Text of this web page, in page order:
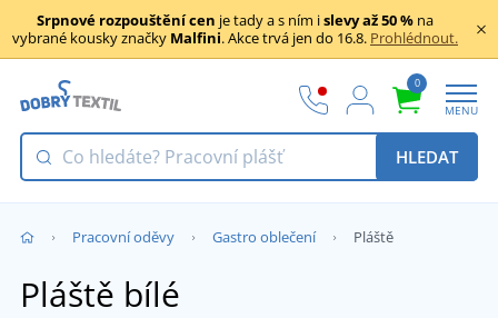
Srpnové rozpouštění cen je tady a s ním islevy až 50 % na
vybrané kousky značky Malfini. Akce trvá jen do 16.8. Prohlédnout.
0
MENU
HLEDAT
Pracovní oděvy Gastro oblečení Pláště
Pláště bílé